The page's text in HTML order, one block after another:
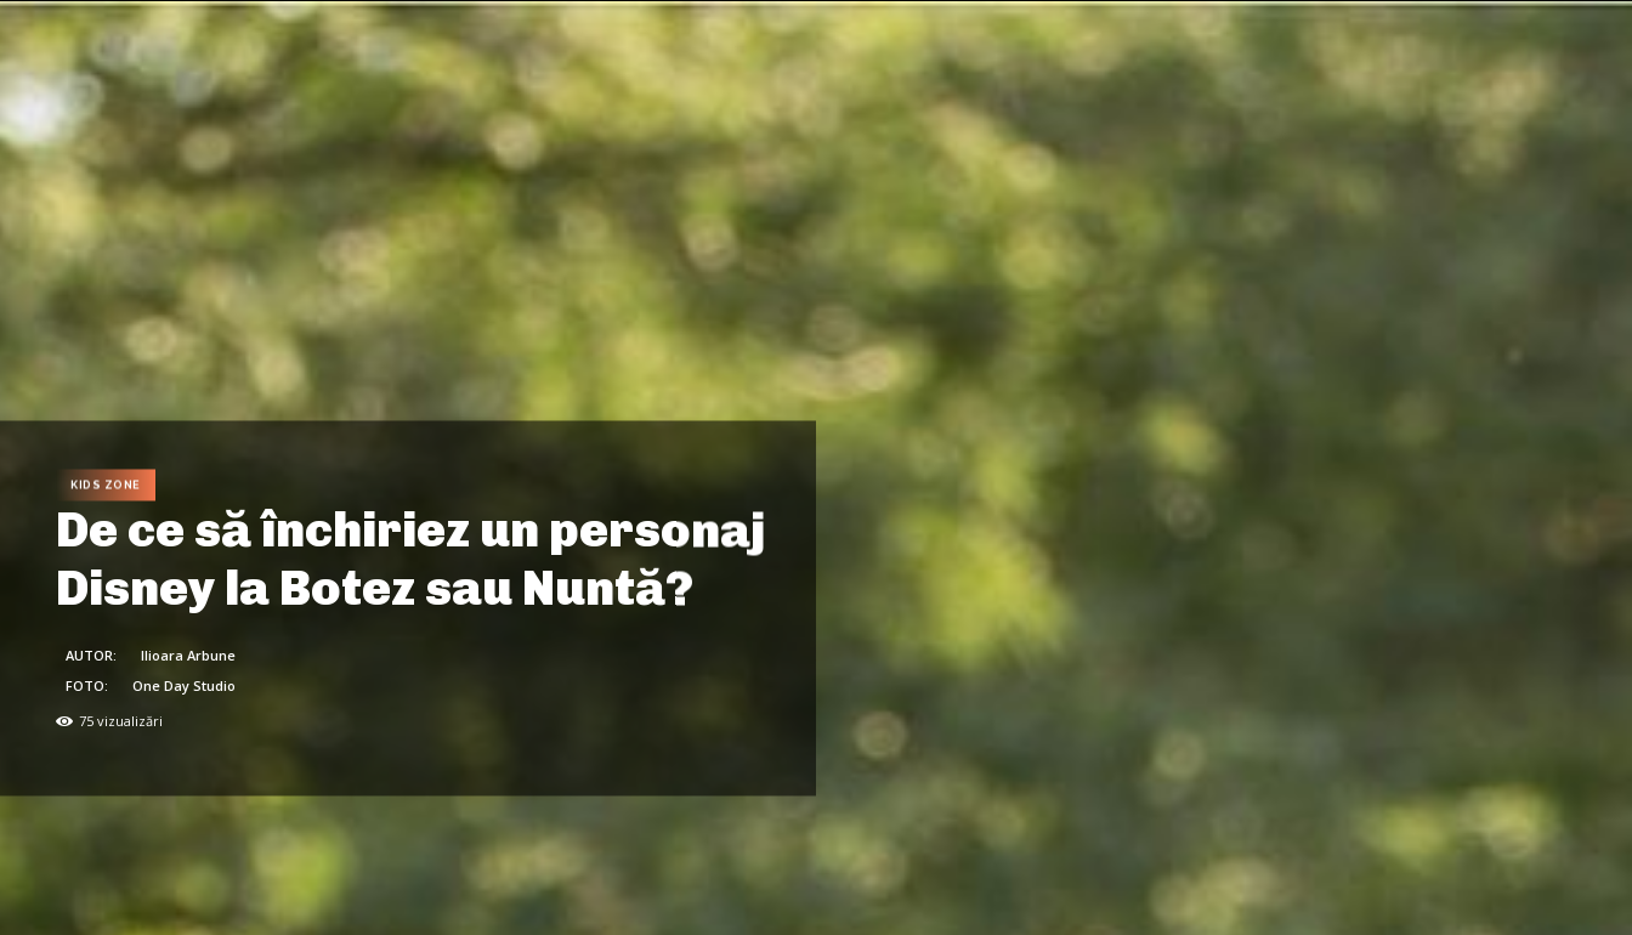
KIDS ZONE
De ce să închiriez un personaj
Disney la Botez sau Nuntă?
AUTOR:
Ilioara Arbune
FOTO:
One Day Studio
75 vizualizări